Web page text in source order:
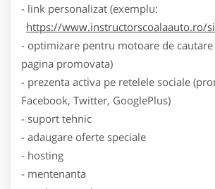
- link personalizat (exemplu:
https://www.instructorscoalaauto.ro/
- optimizare pentru motoare de cautare
pagina promovata)
- prezenta activa pe retelele sociale
Facebook, Twitter, GooglePlus)
- suport tehnic
- adaugare oferte speciale
- hosting
- mentenanta